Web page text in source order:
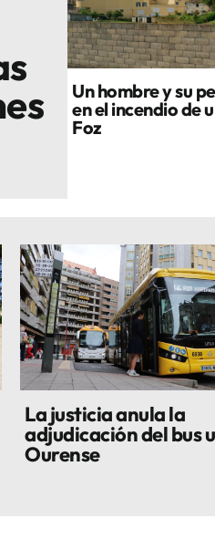
Un hombre y su
en el incendio de
Foz
La justicia anula la
adjudicación del bus
Ourense